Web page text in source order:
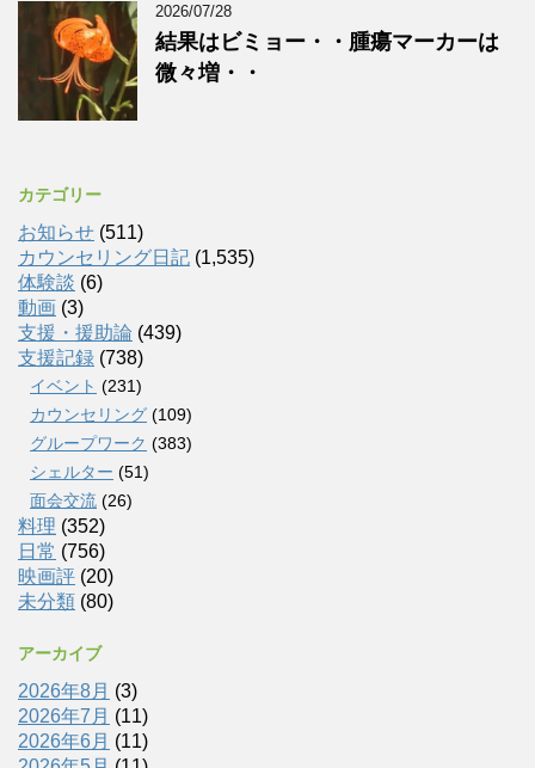
2026/07/28
結果はビミョー・・腫瘍マーカーは
微々増・・
カテゴリー
お知らせ (511)
カウンセリング日記 (1,535)
体験談 (6)
動画 (3)
支援・援助論 (439)
支援記録 (738)
イベント (231)
カウンセリング (109)
グループワーク (383)
シェルター (51)
面会交流 (26)
料理 (352)
日常 (756)
映画評 (20)
未分類 (80)
アーカイブ
2026年8月 (3)
2026年7月 (11)
2026年6月 (11)